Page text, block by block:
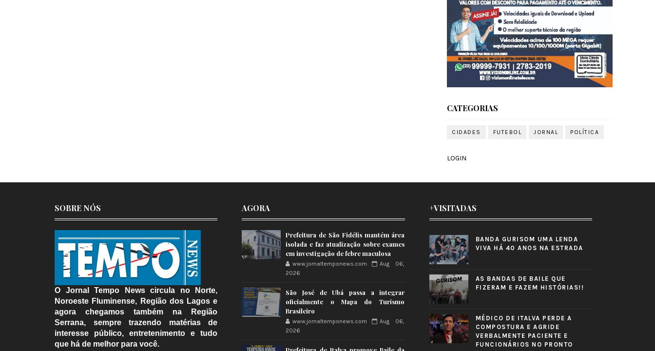
CATEGORIAS
CIDADES FUTEBOL JORNAL POLÍTICA
LOGIN
SOBRE NÓS
O Jornal Tempo News circula no Norte,
Noroeste Fluminense, Região dos Lagos e
agora chegamos também na Região
Serrana, sempre trazendo matérias de
interesse público, entretenimento e tudo
que há de melhor para você.
AGORA
Prefeitura de São Fidélis mantém área
isolada e faz atualização sobre exames
em investigação de febre maculosa
www.jornaltemponews.com
Aug 06,
2026
São José de Ubá passa a integrar
oficialmente o Mapa do Turismo
Brasileiro
www.jornaltemponews.com
Aug 06,
2026
+VISITADAS
BANDA GURISOM UMA LENDA
VIVA HÁ 40 ANOS NA ESTRADA
AS BANDAS DE BAILE QUE
FIZERAM E FAZEM HISTÓRIAS!!
MÉDICO DE ITALVA PERDE A
COMPOSTURA E AGRIDE
VERBALMENTE PACIENTE E
FUNCIONÁRIOS NO PRONTO